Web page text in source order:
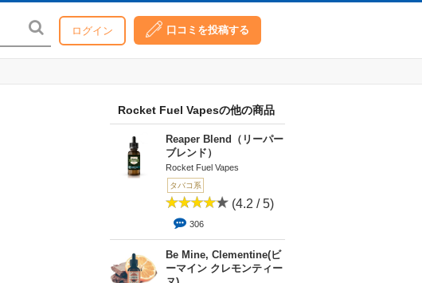
ログイン 口コミを投稿する
Rocket Fuel Vapesの他の商品
Reaper Blend（リーパー
ブレンド）
Rocket Fuel Vapes
タバコ系
(4.2 / 5)
306
Be Mine, Clementine(ビ
ーマイン クレモンティー